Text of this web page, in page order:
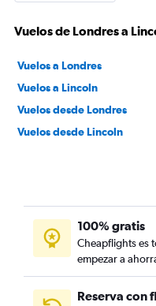
Vuelos de Londres a
Vuelos a Londres
Vuelos a Lincoln
Vuelos desde Londres
Vuelos desde Lincoln
100% gratis
Cheapflights es
empezar a
Reserva con